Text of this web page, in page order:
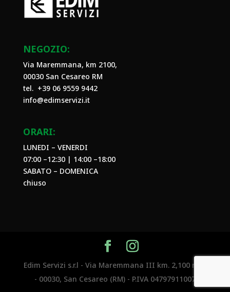
NEGOZIO:
Via Maremmana, km 2100,
00030 San Cesareo RM
tel. +39 06 9559 9442
info@edimservizi.it
ORARI:
LUNEDI – VENERDI
07:00 –12:30 | 14:00 –18:00
SABATO – DOMENICA
chiuso
Edim Servizi s.r.l - Via Maremmana III km. 2,100 n.29
- 00030, San Cesareo (RM) - P.IVA 04797911007